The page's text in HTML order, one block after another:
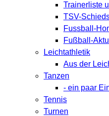
Trainerliste
TSV-
Fussball-
Fußball-
Leichtathletik
Aus der
Tanzen
- ein paar
Tennis
Turnen